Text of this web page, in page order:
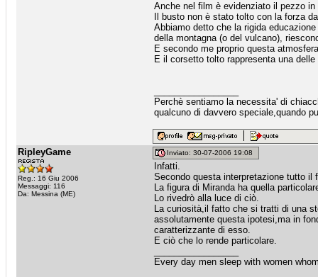
Anche nel film è evidenziato il pezzo
Il busto non è stato tolto con la forza
Abbiamo detto che la rigida
della montagna (o del vulcano),
E secondo me proprio questa
E il corsetto tolto rappresenta una
Perchè sentiamo la necessita' di
qualcuno di davvero speciale,quando
RipleyGame
Reg.: 16 Giu 2006
Messaggi: 116
Da: Messina (ME)
Inviato: 30-07-2006 19:08
Infatti.
Secondo questa interpretazione tutto
La figura di Miranda ha quella
Lo rivedrò alla luce di ciò.
La curiosità,il fatto che si tratti di una
assolutamente questa ipotesi,ma in
caratterizzante di esso.
E ciò che lo rende particolare.
Every day men sleep with women